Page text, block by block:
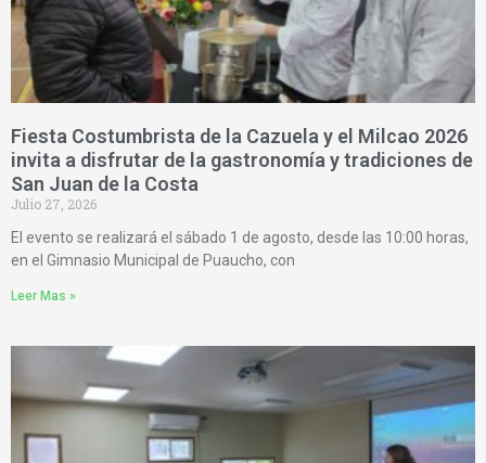
Fiesta Costumbrista de la Cazuela y el Milcao 2026
invita a disfrutar de la gastronomía y tradiciones de
San Juan de la Costa
Julio 27, 2026
El evento se realizará el sábado 1 de agosto, desde las 10:00 horas,
en el Gimnasio Municipal de Puaucho, con
Leer Mas »